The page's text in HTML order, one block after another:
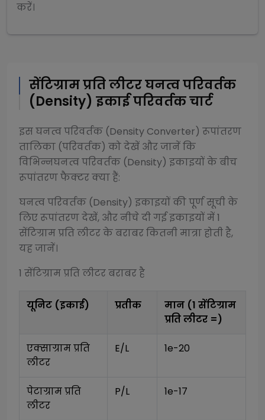
करें।
सेंटिग्राम प्रति लीटरघनत्व परिवर्तक
(Density) इकाई परिवर्तक चार्ट
इसघनत्व परिवर्तक (Density Converter) रूपांतरण
तालिका (परिवर्तक) को देखें और जानें कि
विभिन्नघनत्व परिवर्तक (Density) इकाइयों के बीच
रूपांतरण फैक्टर क्या हैं:
घनत्व परिवर्तक (Density) इकाइयों की पूर्ण सूची के
लिए रूपांतरण देखें, और नीचे दी गई इकाइयों में 1
सेंटिग्राम प्रति लीटरके बराबर कितनी मात्रा होती है,
यह जानें।
1 सेंटिग्राम प्रति लीटरबराबर है
यूनिट (इकाई) प्रतीक मान (1 सेंटिग्राम
प्रति लीटर =)
एक्साग्राम प्रति
लीटर
E/L 1e-20
पेटाग्राम प्रति
लीटर
P/L 1e-17